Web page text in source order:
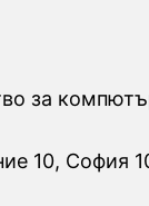
за
10, София